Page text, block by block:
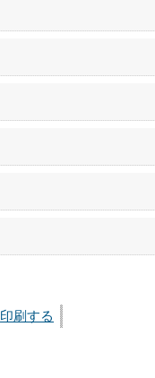
印刷する